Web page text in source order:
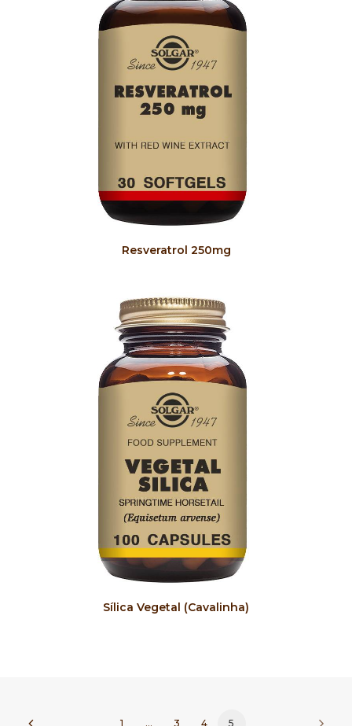
COMPRAR
Resveratrol 250mg
COMPRAR
Sílica Vegetal (Cavalinha)
1 … 3 4 5